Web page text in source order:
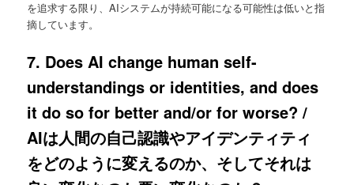
を追求する限り、AIシステムが持続可能になる可能性は低いと指
摘しています。
7. Does AI change human self-
understandings or identities, and does
it do so for better and/or for worse? /
AIは人間の自己認識やアイデンティティ
をどのように変えるのか、そしてそれは